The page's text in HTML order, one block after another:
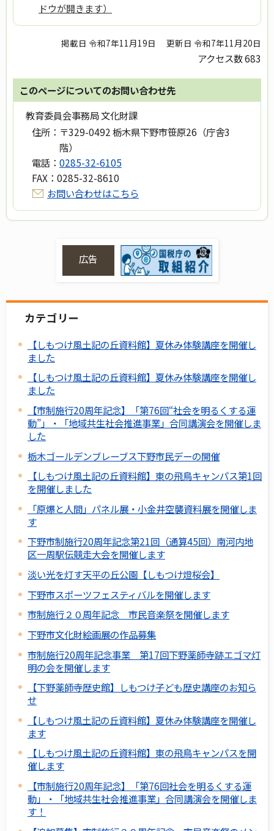
ドウが開きます）
掲載日 令和7年11月19日 更新日 令和7年11月20日
アクセス数683
このページについてのお問い合わせ先
教育委員会事務局 文化財課
住所： 〒329-0492 栃木県下野市笹原26（庁舎3
階）
電話： 0285-32-6105
FAX： 0285-32-8610
お問い合わせはこちら
広告
カテゴリー
【しもつけ風土記の丘資料館】夏休み体験講座を開催し
ました
【しもつけ風土記の丘資料館】夏休み体験講座を開催し
ました
【市制施行20周年記念】「第76回“社会を明るくする運
動”」・「地域共生社会推進事業」合同講演会を開催しま
した
栃木ゴールデンブレーブス下野市民デーの開催
【しもつけ風土記の丘資料館】東の飛鳥キャンパス第1回
を開催しました
「原爆と人間」パネル展・小金井空襲資料展を開催しま
す
下野市制施行20周年記念第21回（通算45回）南河内地
区一周駅伝競走大会を開催します
淡い光を灯す天平の丘公園【しもつけ燈桜会】
下野市スポーツフェスティバルを開催します
市制施行２０周年記念 市民音楽祭を開催します
下野市文化財絵画展の作品募集
市制施行20周年記念事業 第17回下野薬師寺跡エゴマ灯
明の会を開催します
【下野薬師寺歴史館】しもつけ子ども歴史講座のお知ら
せ
【しもつけ風土記の丘資料館】夏休み体験講座を開催し
ます
【しもつけ風土記の丘資料館】東の飛鳥キャンパスを開
催します
【市制施行20周年記念】「第76回社会を明るくする運
動」・「地域共生社会推進事業」合同講演会を開催しま
す！